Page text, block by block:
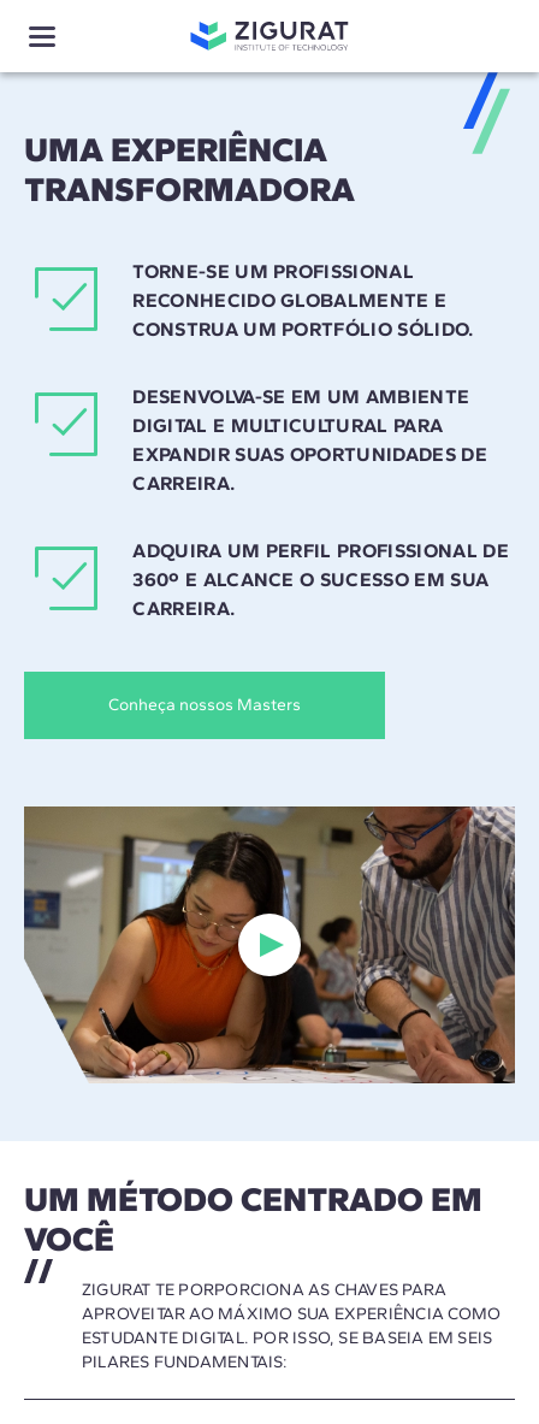
UMA EXPERIÊNCIA
TRANSFORMADORA
TORNE-SE UM PROFISSIONAL
RECONHECIDO GLOBALMENTE E
CONSTRUA UM PORTFÓLIO SÓLIDO.
DESENVOLVA-SE EM UM AMBIENTE
DIGITAL E MULTICULTURAL PARA
EXPANDIR SUAS OPORTUNIDADES DE
CARREIRA.
ADQUIRA UM PERFIL PROFISSIONAL DE
360º E ALCANCE O SUCESSO EM SUA
CARREIRA.
Conheça nossos Masters
UM MÉTODO CENTRADO EM
VOCÊ
ZIGURAT TE PORPORCIONA AS CHAVES PARA
APROVEITAR AO MÁXIMO SUA EXPERIÊNCIA COMO
ESTUDANTE DIGITAL. POR ISSO, SE BASEIA EM SEIS
PILARES FUNDAMENTAIS: